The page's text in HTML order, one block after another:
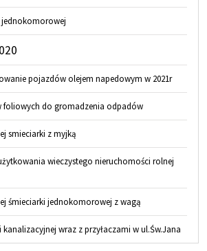
pojazdów olejem napedowym w 2021r
foliowych do gromadzenia odpadów
smieciarki z myjką
wieczystego nieruchomości rolnej
śmieciarki jednokomorowej z wagą
wraz z przyłaczami w ul.Św.Jana